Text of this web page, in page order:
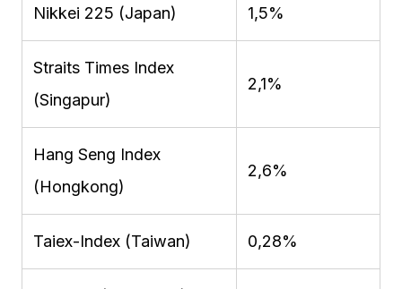
Nikkei 225 (Japan) 1,5%
Straits Times Index
(Singapur)
2,1%
Hang Seng Index
(Hongkong)
2,6%
Taiex-Index (Taiwan) 0,28%